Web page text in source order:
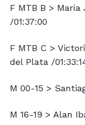
F MTB B >
/01:37:00
F MTB C >
del Plata /
M 00-15 >
M 16-19 > Alan